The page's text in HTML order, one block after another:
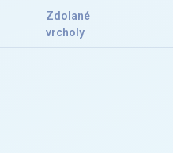
Zdolané
vrcholy